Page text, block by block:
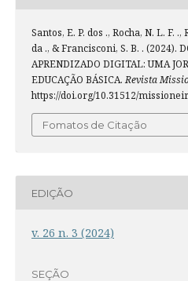
Santos, E. P. dos ., Rocha, N. L. F. .,
da ., & Francisconi, S. B. . (2024).
APRENDIZADO DIGITAL: UMA
EDUCAÇÃO BÁSICA.Revista
https://doi.org/10.31512/
Fomatos de Citação
EDIÇÃO
v. 26 n. 3 (2024)
SEÇÃO